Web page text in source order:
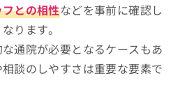
との相性などを事前に確認し
ります。
通院が必要となるケースもあ
談のしやすさは重要な要素で